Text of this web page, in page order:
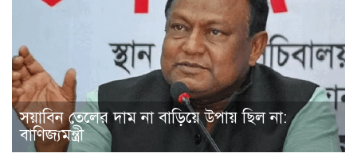
সয়াবিন তেলের দাম না বাড়িয়ে উপায় ছিল না:
বাণিজ্যমন্ত্রী